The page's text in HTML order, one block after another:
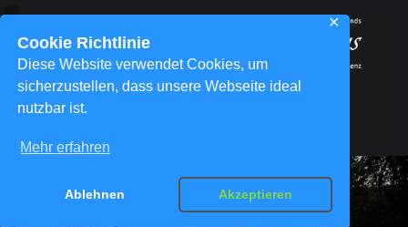
Cookie Richtlinie
Diese Website verwendet Cookies, um
sicherzustellen, dass unsere Webseite ideal
nutzbar ist.
Mehr erfahren
Ablehnen Akzeptieren
✕
Durstiges Land – Europas neue